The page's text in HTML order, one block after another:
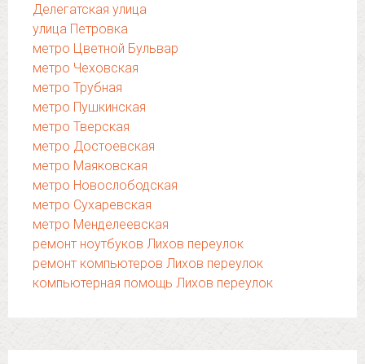
Делегатская улица
улица Петровка
метро Цветной Бульвар
метро Чеховская
метро Трубная
метро Пушкинская
метро Тверская
метро Достоевская
метро Маяковская
метро Новослободская
метро Сухаревская
метро Менделеевская
ремонт ноутбуков Лихов переулок
ремонт компьютеров Лихов переулок
компьютерная помощь Лихов переулок